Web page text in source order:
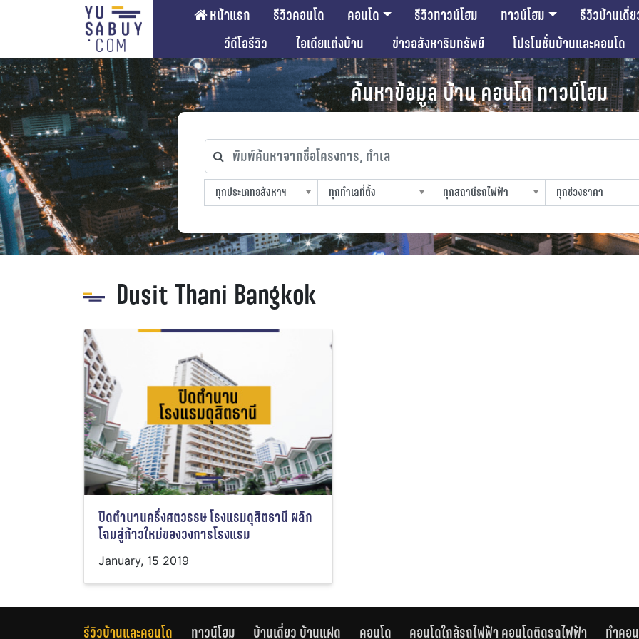
หน้าแรก รีวิวคอนโด คอนโด รีวิวทาวน์โฮม ทาวน์โฮม รีวิวบ้านเดี่
วีดีโอรีวิว
ไอเดียแต่งบ้าน ข่าวอสังหาริมทรัพย์ โปรโมชั่นบ้านและคอนโด
ค้นหาข้อมูล บ้าน คอนโด ทาวน์โฮม
พิมพ์ค้นหาจากชื่อโครงการ, ทำเล
ทุกประเภทอสังหาฯ
ทุกประเภทอสังหาฯ
ทุกทำเลที่ตั้ง
ทุกทำเลที่ตั้ง
ทุกสถานีรถไฟฟ้า
ทุกสถานีรถไฟฟ้า
ทุกช่วงราคา
ทุกช่วงราคา
Dusit Thani Bangkok
ปิดตำนานครึ่งศตวรรษ โรงแรมดุสิตธานี ผลิก
โฉมสู่ก้าวใหม่ของวงการโรงแรม
January, 15 2019
รีวิวบ้านและคอนโด ทาวน์โฮม บ้านเดี่ยว บ้านแฝด คอนโด คอนโดใกล้รถไฟฟ้า คอนโดติดรถไฟฟ้า ทำคอ